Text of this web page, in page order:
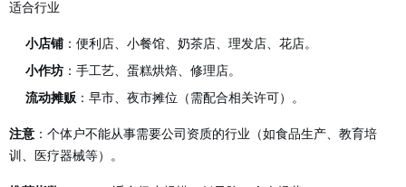
适合行业
小店铺 ：便利店、小餐馆、奶茶店、理发店、花店。
小作坊 ：手工艺、蛋糕烘焙、修理店。
流动摊贩 ：早市、夜市摊位（需配合相关许可）。
注意 ：个体户不能从事需要公司资质的行业（如食品生产、教育培
训、医疗器械等）。